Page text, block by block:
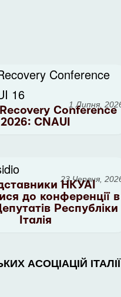
1 Липня,
Conference
2026: CNAUI
23 Червня,
НКУАІ
до конференції в
Республіки
Італія
АСОЦІАЦІЙ ІТАЛІЇ